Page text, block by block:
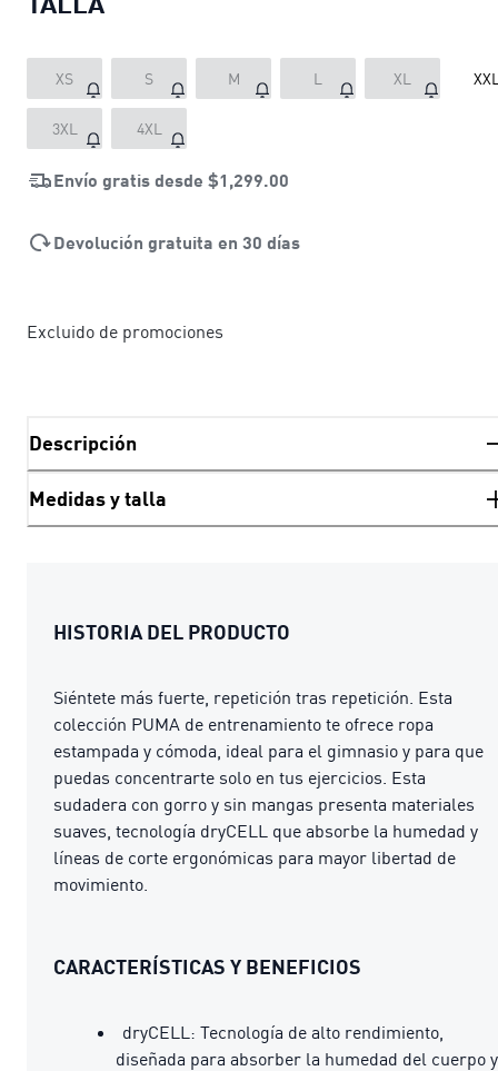
XS S M L XL
3XL 4XL
Envío gratis desde $1,299.00
Devolución gratuita en 30 días
Excluido de promociones
Descripción
Medidas y talla
HISTORIA DEL PRODUCTO
Siéntete más fuerte, repetición tras repetición. Esta
colección PUMA de entrenamiento te ofrece ropa
estampada y cómoda, ideal para el gimnasio y para que
puedas concentrarte solo en tus ejercicios. Esta
sudadera con gorro y sin mangas presenta materiales
suaves, tecnología dryCELL que absorbe la humedad y
líneas de corte ergonómicas para mayor libertad de
movimiento.
CARACTERÍSTICAS Y BENEFICIOS
dryCELL: Tecnología de alto rendimiento,
diseñada para absorber la humedad del cuerpo y